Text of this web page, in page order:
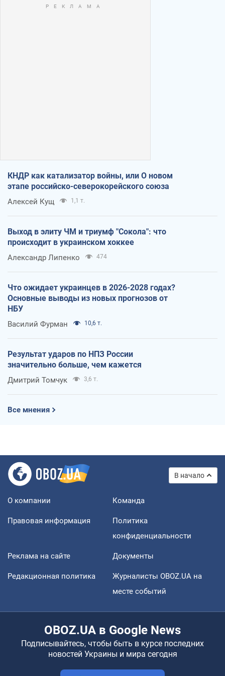
КНДР как катализатор войны, или О новом
этапе российско-северокорейского союза
Алексей Кущ 1,1 т.
Выход в элиту ЧМ и триумф "Сокола": что
происходит в украинском хоккее
Александр Липенко 474
Что ожидает украинцев в 2026-2028 годах?
Основные выводы из новых прогнозов от
НБУ
Василий Фурман 10,6 т.
Результат ударов по НПЗ России
значительно больше, чем кажется
Дмитрий Томчук 3,6 т.
Все мнения
В начало
О компании Команда
Правовая информация
Политика
конфиденциальности
Реклама на сайте Документы
Редакционная политика
Журналисты OBOZ.UA на
месте событий
OBOZ.UA в Google News
Подписывайтесь, чтобы быть в курсе последних
новостей Украины и мира сегодня